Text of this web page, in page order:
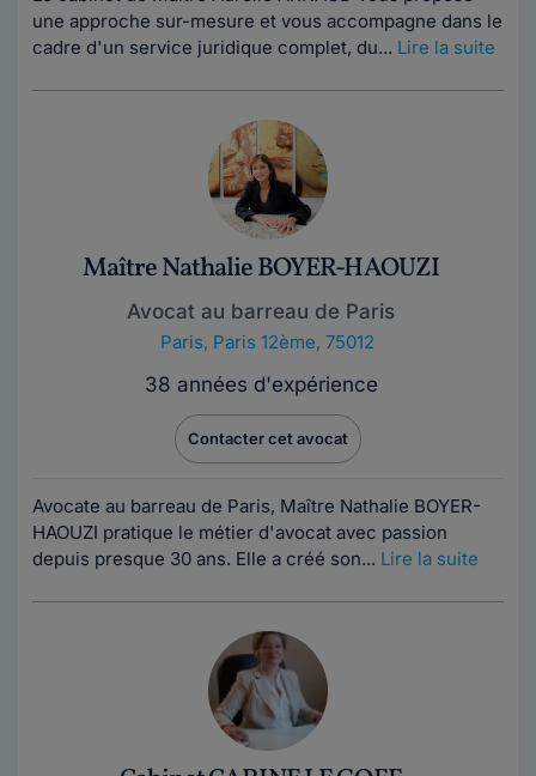
une approche sur-mesure et vous accompagne dans le
cadre d'un service juridique complet, du... Lire la suite
Maître Nathalie BOYER-HAOUZI
Avocat au barreau de Paris
Paris, Paris 12ème, 75012
38 années d'expérience
Contacter cet avocat
Avocate au barreau de Paris, Maître Nathalie BOYER-
HAOUZI pratique le métier d'avocat avec passion
depuis presque 30 ans. Elle a créé son... Lire la suite